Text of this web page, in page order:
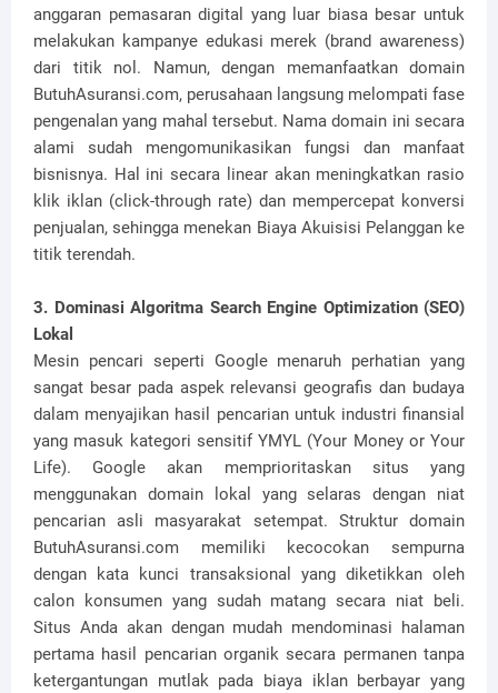
anggaran pemasaran digital yang luar biasa besar untuk
melakukan kampanye edukasi merek (brand awareness)
dari titik nol. Namun, dengan memanfaatkan domain
ButuhAsuransi.com, perusahaan langsung melompati fase
pengenalan yang mahal tersebut. Nama domain ini secara
alami sudah mengomunikasikan fungsi dan manfaat
bisnisnya. Hal ini secara linear akan meningkatkan rasio
klik iklan (click-through rate) dan mempercepat konversi
penjualan, sehingga menekan Biaya Akuisisi Pelanggan ke
titik terendah.
3. Dominasi Algoritma Search Engine Optimization (SEO)
Lokal
Mesin pencari seperti Google menaruh perhatian yang
sangat besar pada aspek relevansi geografis dan budaya
dalam menyajikan hasil pencarian untuk industri finansial
yang masuk kategori sensitif YMYL (Your Money or Your
Life). Google akan memprioritaskan situs yang
menggunakan domain lokal yang selaras dengan niat
pencarian asli masyarakat setempat. Struktur domain
ButuhAsuransi.com memiliki kecocokan sempurna
dengan kata kunci transaksional yang diketikkan oleh
calon konsumen yang sudah matang secara niat beli.
Situs Anda akan dengan mudah mendominasi halaman
pertama hasil pencarian organik secara permanen tanpa
ketergantungan mutlak pada biaya iklan berbayar yang